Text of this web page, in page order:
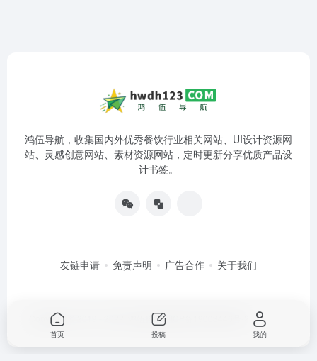
鸿伍导航，收集国内外优秀餐饮行业相关网站、UI设计资源网
站、灵感创意网站、素材资源网站，定时更新分享优质产品设
计书签。
友链申请 免责声明 广告合作 关于我们
Copyright © 2019 - 2022 鸿伍科技湘ICP备19003446号-2
首页 投稿 我的